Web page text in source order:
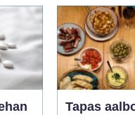
Tapas